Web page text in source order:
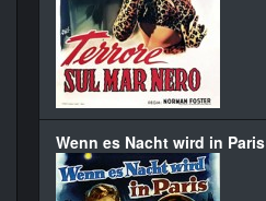
Wenn es Nacht wird in Paris